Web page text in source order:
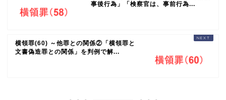
事後行為」「検察官は、事前行為...
横領罪(60) ～他罪との関係②「横領罪と
文書偽造罪との関係」を判例で解...